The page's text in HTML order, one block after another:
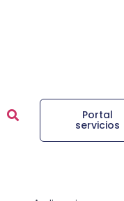
Portal
servicios